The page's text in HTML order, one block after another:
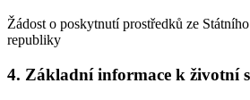
Žádost o poskytnutí prostředků ze
republiky
4. Základní informace k životní